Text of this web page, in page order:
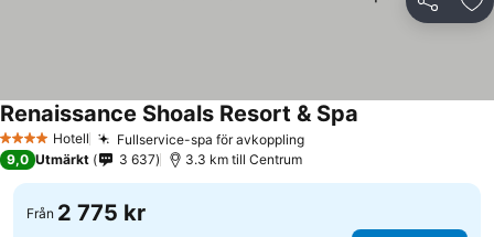
Dela
4 StjärnorHotell Fullservice-spa för avkoppling
Renaissance Shoals Resort & Spa
9,0 Utmärkt 3 637 3.3 km till Centrum
Från 2 775 kr